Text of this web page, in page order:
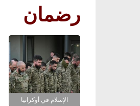
رضمان
الإسلام في أوكرانيا